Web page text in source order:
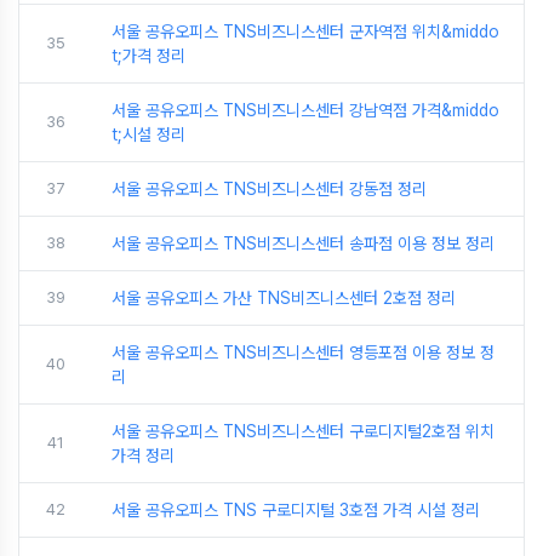
35
서울 공유오피스 TNS비즈니스센터 군자역점 위치&middo
t;가격 정리
36
서울 공유오피스 TNS비즈니스센터 강남역점 가격&middo
t;시설 정리
37 서울 공유오피스 TNS비즈니스센터 강동점 정리
38 서울 공유오피스 TNS비즈니스센터 송파점 이용 정보 정리
39 서울 공유오피스 가산 TNS비즈니스센터 2호점 정리
40
서울 공유오피스 TNS비즈니스센터 영등포점 이용 정보 정
리
41
서울 공유오피스 TNS비즈니스센터 구로디지털2호점 위치
가격 정리
42 서울 공유오피스 TNS 구로디지털 3호점 가격 시설 정리